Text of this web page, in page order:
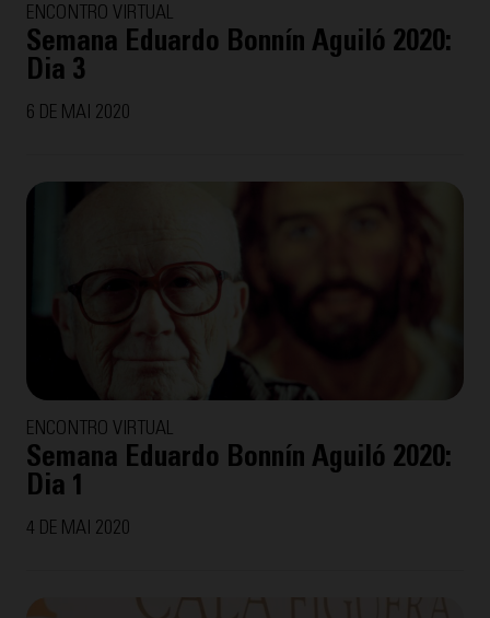
ENCONTRO VIRTUAL
Semana Eduardo Bonnín Aguiló 2020:
Dia 3
6 DE MAI 2020
ENCONTRO VIRTUAL
Semana Eduardo Bonnín Aguiló 2020:
Dia 1
4 DE MAI 2020